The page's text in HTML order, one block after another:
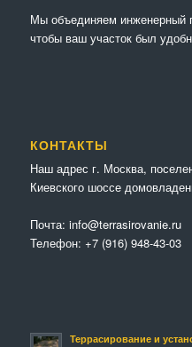
Мы объединяем инженерный
чтобы ваш участок был
КОНТАКТЫ
Наш адрес г. Москва,
Киевского шоссе
Почта: info@terrasirovanie.ru
Телефон: +7 (916) 948-43-03
Террасирование и